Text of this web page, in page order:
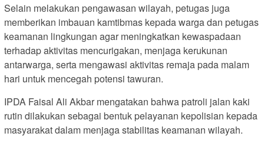
Selain melakukan pengawasan wilayah, petugas juga
memberikan imbauan kamtibmas kepada warga dan petugas
keamanan lingkungan agar meningkatkan kewaspadaan
terhadap aktivitas mencurigakan, menjaga kerukunan
antarwarga, serta mengawasi aktivitas remaja pada malam
hari untuk mencegah potensi tawuran.
IPDA Faisal Ali Akbar mengatakan bahwa patroli jalan kaki
rutin dilakukan sebagai bentuk pelayanan kepolisian kepada
masyarakat dalam menjaga stabilitas keamanan wilayah.